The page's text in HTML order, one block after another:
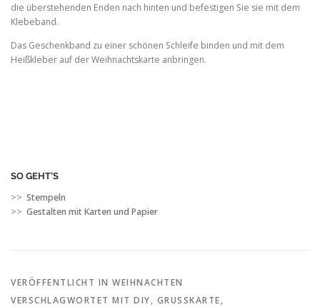
die überstehenden Enden nach hinten und befestigen Sie sie mit dem
Klebeband.
Das Geschenkband zu einer schönen Schleife binden und mit dem
Heißkleber auf der Weihnachtskarte anbringen.
SO GEHT’S
>> Stempeln
>> Gestalten mit Karten und Papier
VERÖFFENTLICHT IN WEIHNACHTEN
VERSCHLAGWORTET MIT DIY, GRUSSKARTE
,